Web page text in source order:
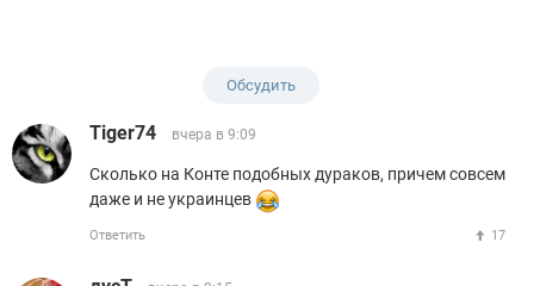
Обсудить
Tiger74 вчера в 9:09
Сколько на Конте подобных дураков, причем совсем
даже и не украинцев
Ответить 17